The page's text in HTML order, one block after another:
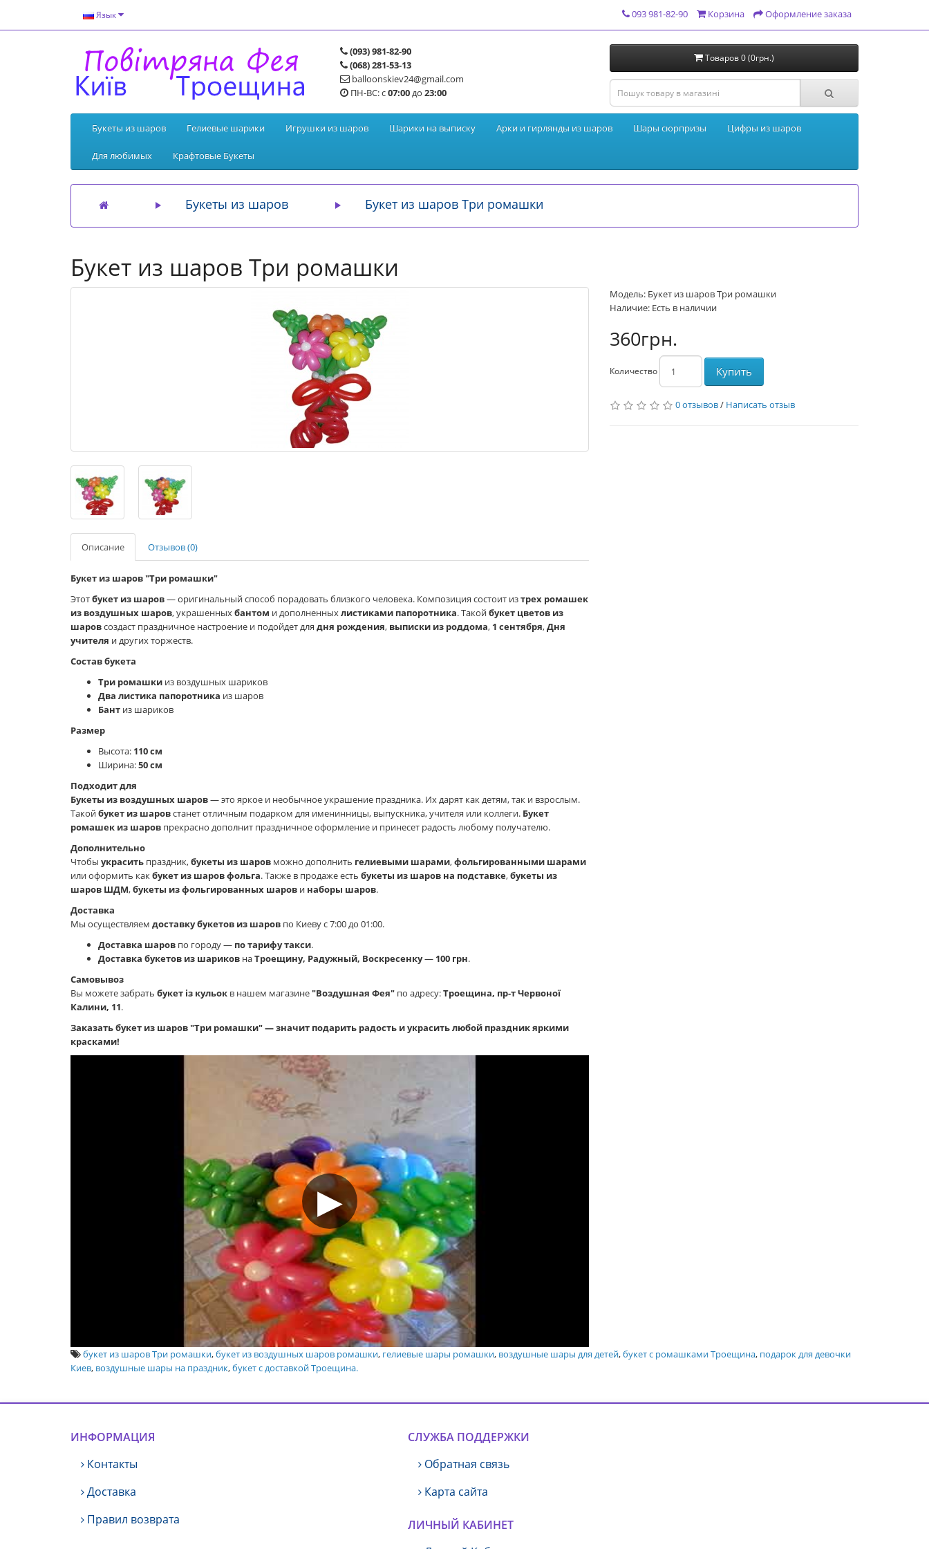
Язык 093 981-82-90 Корзина Оформление заказа
(093) 981-82-90
(068) 281-53-13
balloonskiev24@gmail.com
ПН-ВС: с07:00до 23:00
Товаров 0 (0грн.)
Букеты из шаров Гелиевые шарики Игрушки из шаров Шарики на выписку Арки и гирлянды из шаров Шары сюрпризы Цифры из шаров
Для любимых Крафтовые Букеты
Букеты из шаров Букет из шаров Три ромашки
Букет из шаров Три ромашки
Описание Отзывов (0)
Букет из шаров "Три ромашки"
Этотбукет из шаров— оригинальный способ порадовать близкого человека. Композиция состоит изтрех ромашек
из воздушных шаров, украшенныхбантом и дополненныхлистиками папоротника. Такойбукет цветов из
шаровсоздаст праздничное настроение и подойдет для дня рождения, выписки из роддома, 1 сентября,Дня
учителя и других торжеств.
Состав букета
Три ромашки из воздушных шариков
Два листика папоротника из шаров
Бант из шариков
Размер
Высота: 110 см
Ширина:50 см
Подходит для
Букеты из воздушных шаров— это яркое и необычное украшение праздника. Их дарят как детям, так и взрослым.
Такойбукет из шаровстанет отличным подарком для именинницы, выпускника, учителя или коллеги. Букет
ромашек из шаров прекрасно дополнит праздничное оформление и принесет радость любому получателю.
Дополнительно
Чтобы украсить праздник,букеты из шаров можно дополнить гелиевыми шарами,фольгированными шарами
или оформить какбукет из шаров фольга. Также в продаже есть букеты из шаров на подставке,букеты из
шаров ШДМ,букеты из фольгированных шаров и наборы шаров.
Доставка
Мы осуществляем доставку букетов из шаров по Киеву с 7:00 до 01:00.
Доставка шаров по городу — по тарифу такси.
Доставка букетов из шариков наТроещину, Радужный, Воскресенку— 100 грн.
Самовывоз
Вы можете забрать букет із кульок в нашем магазине"Воздушная Фея" по адресу:Троещина, пр-т Червоної
Калини, 11.
Заказать букет из шаров "Три ромашки" — значит подарить радость и украсить любой праздник яркими
красками!
Модель: Букет из шаров Три ромашки
Наличие: Есть в наличии
360грн.
Количество Купить
0 отзывов/ Написать отзыв
букет из шаров Три ромашки,букет из воздушных шаров ромашки, гелиевые шары ромашки, воздушные шары для детей,букет с ромашками Троещина, подарок для девочки
Киев, воздушные шары на праздник,букет с доставкой Троещина.
ИНФОРМАЦИЯ
Контакты
Доставка
Правил возврата
СЛУЖБА ПОДДЕРЖКИ
Обратная связь
Карта сайта
ЛИЧНЫЙ КАБИНЕТ